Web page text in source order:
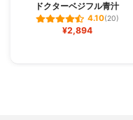
ドクターベジフル青汁
4.10(20)
¥2,894